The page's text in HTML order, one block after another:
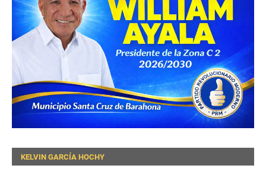
KELVIN GARCÍA HOCHY